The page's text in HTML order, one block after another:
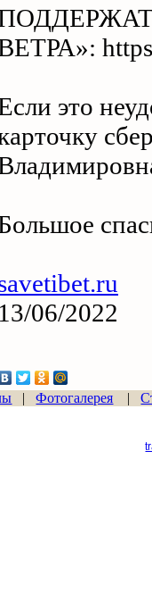
это
13/06/2022
|Фотогалерея |